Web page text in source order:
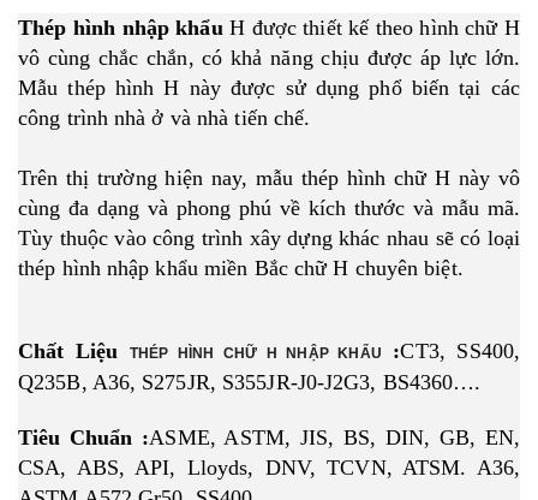
Thép hình nhập khẩuH được thiết kế theo hình chữ H
vô cùng chắc chắn, có khả năng chịu được áp lực lớn.
Mẫu thép hình H này được sử dụng phổ biến tại các
công trình nhà ở và nhà tiến chế.
Trên thị trường hiện nay, mẫu thép hình chữ H này vô
cùng đa dạng và phong phú về kích thước và mẫu mã.
Tùy thuộc vào công trình xây dựng khác nhau sẽ có loại
thép hình nhập khẩu miền Bắc chữ H chuyên biệt.
Chất Liệu THÉP HÌNH CHỮ H NHẬP KHẨU :CT3, SS400,
Q235B, A36, S275JR, S355JR-J0-J2G3, BS4360….
Tiêu Chuẩn :ASME, ASTM, JIS, BS, DIN, GB, EN,
CSA, ABS, API, Lloyds, DNV, TCVN, ATSM. A36,